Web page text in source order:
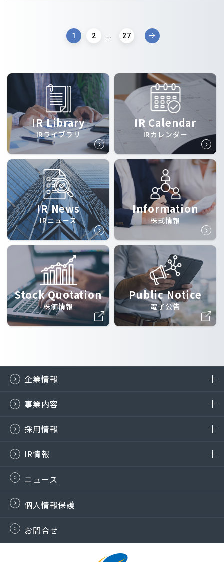
1 2 … 27
IR Library
IRライブラリ
IR Calendar
IRカレンダー
IR News
IRニュース
Information
株式情報
Stock Quotation
株価情報
Public Notice
電子公告
企業情報
事業内容
採用情報
IR情報
ニュース
個人情報保護
お問合せ